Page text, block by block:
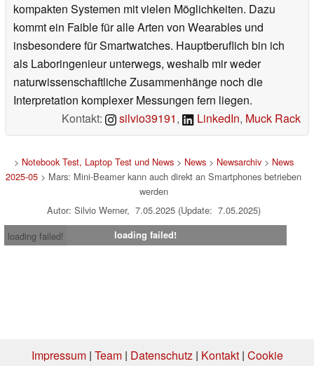
kompakten Systemen mit vielen Möglichkeiten. Dazu
kommt ein Faible für alle Arten von Wearables und
insbesondere für Smartwatches. Hauptberuflich bin ich
als Laboringenieur unterwegs, weshalb mir weder
naturwissenschaftliche Zusammenhänge noch die
Interpretation komplexer Messungen fern liegen.
Kontakt:
silvio39191, LinkedIn, Muck Rack
> Notebook Test, Laptop Test und News> News> Newsarchiv> News
2025-05 > Mars: Mini-Beamer kann auch direkt an Smartphones betrieben
werden
Autor: Silvio Werner, 7.05.2025 (Update: 7.05.2025)
loading failed!
loading failed!
Impressum| Team| Datenschutz| Kontakt| Cookie